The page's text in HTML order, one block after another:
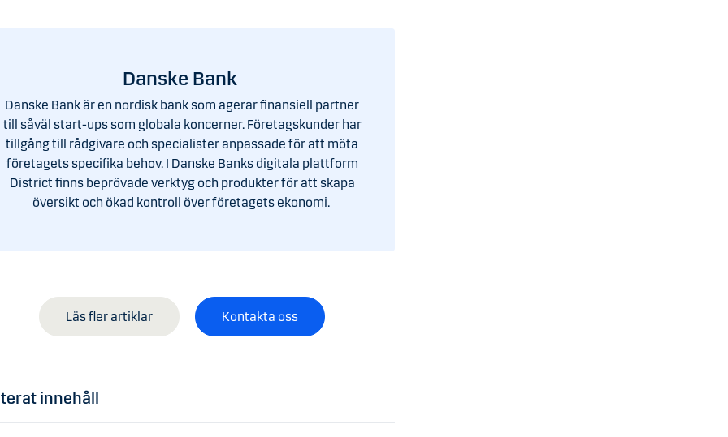
Danske Bank
Danske Bank är en nordisk bank som agerar finansiell partner
till såväl start-ups som globala koncerner. Företagskunder har
tillgång till rådgivare och specialister anpassade för att möta
företagets specifika behov. I Danske Banks digitala plattform
District finns beprövade verktyg och produkter för att skapa
översikt och ökad kontroll över företagets ekonomi.
Läs fler artiklar Kontakta oss
innehåll